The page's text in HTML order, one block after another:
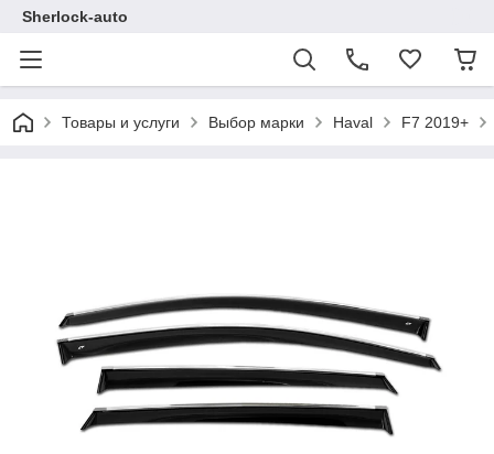
Sherlock-auto
Товары и услуги Выбор марки Haval F7 2019+